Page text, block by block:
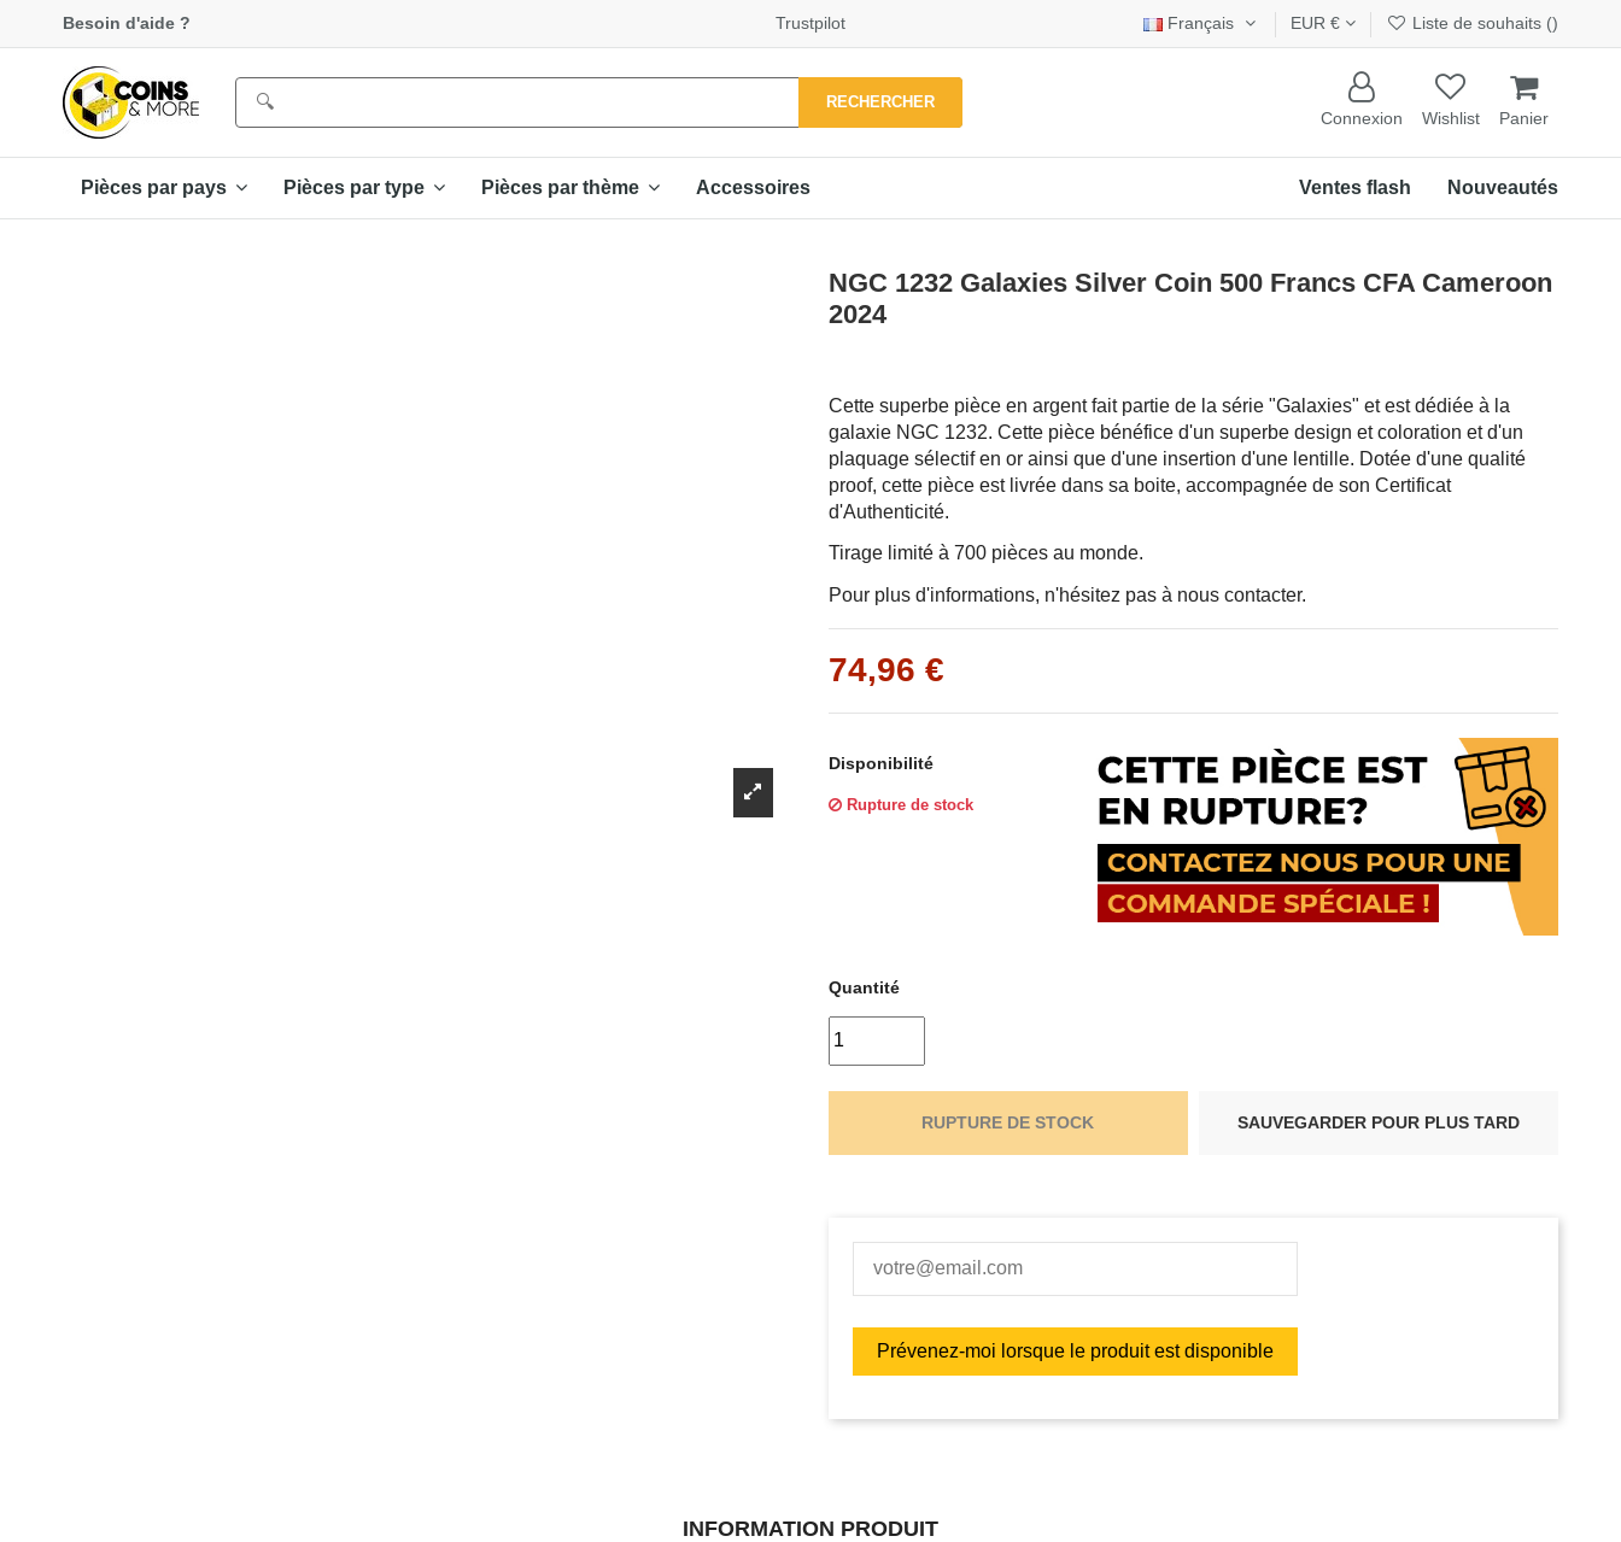
Γ
Besoin d'aide ? Trustpilot Français EUR € Liste de souhaits ()
RECHERCHER
Connexion Wishlist Panier
Pièces par pays Pièces par type Pièces par thème Accessoires Nouveautés
Ventes flash
NGC 1232 Galaxies Silver Coin 500 Francs CFA Cameroon
2024
Cette superbe pièce en argent fait partie de la série "Galaxies" et est dédiée à la
galaxie NGC 1232. Cette pièce bénéfice d'un superbe design et coloration et d'un
plaquage sélectif en or ainsi que d'une insertion d'une lentille. Dotée d'une qualité
proof, cette pièce est livrée dans sa boite, accompagnée de son Certificat
d'Authenticité.
Tirage limité à 700 pièces au monde.
Pour plus d'informations, n'hésitez pas à nous contacter.
74,96 €
Disponibilité
Rupture de stock
Quantité
RUPTURE DE STOCK SAUVEGARDER POUR PLUS TARD
INFORMATION PRODUIT